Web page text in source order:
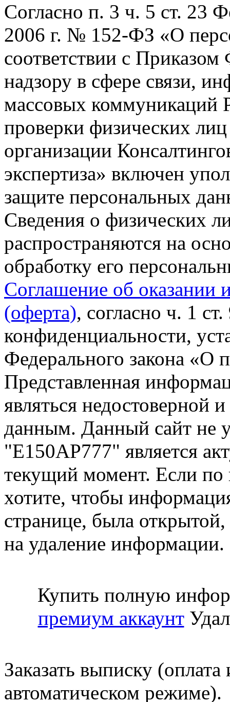
Согласно п. 3 ч. 5 ст. 23
2006 г. № 152-ФЗ «О
соответствии с
надзору в сфере связи,
массовых коммуникаций
проверки физических
организации
экспертиза» включен
защите персональных
Сведения о физических
распространяются на
обработку его
Соглашение об оказании
(оферта), согласно ч. 1
конфиденциальности,
Федерального закона «О
Представленная
являться недостоверной
данным. Данный сайт не
"Е150АР777" является
текущий момент. Если
хотите, чтобы
странице, была открытой,
на удаление информации.
Купить полную
премиум аккаунт
Заказать выписку
автоматическом режиме).